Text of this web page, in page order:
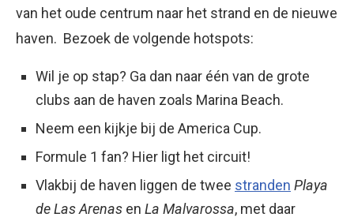
van het oude centrum naar het strand en de nieuwe
haven. Bezoek de volgende hotspots:
Wil je op stap? Ga dan naar één van de grote
clubs aan de haven zoals Marina Beach.
Neem een kijkje bij de America Cup.
Formule 1 fan? Hier ligt het circuit!
Vlakbij de haven liggen de twee stranden Playa
de Las Arenas en La Malvarossa, met daar